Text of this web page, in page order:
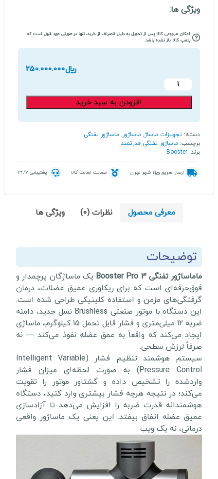
ویژگی ها:
امکان مرجوعی کالا پس از تحویل به دلیل انصراف از خرید، تنها در صورتی مورد قبول است که
پلمپ کالا باز نشده باشد.
﷼250.000.000
ماساژور
بوستر
پرو
عدد
افزودن به سبد خرید
دسته: تجهیزات ماساژ, ماساژور, ماساژور تفنگی
برچسب: ماساژور تفنگی قدرتمند
برند: Booster
ارسال سریع ویژه شهر تهران ضمانت اصالت کالا پشتیبانی 24/7
معرفی محصول نظرات (0) ویژگی ها
توضیحات
ماماساژور تفنگی Booster Pro 3
یک ماساژگان پرچمدار و
فوق‌حرفه‌ای است که برای ریکاوری عمیق عضلات، درمان
گرفتگی‌های مزمن و استفاده کلینیکی طراحی شده است.
این دستگاه با موتور صنعتی Brushless نسل جدید، دامنه
ضربه 12 میلی‌متری و فشار قابل تحمل 15 کیلوگرم، ماساژی
ایجاد می‌کند که واقعاً به عمق عضله نفوذ می‌کند — نه
صرفاً لرزش سطحی.
سیستم هوشمند تنظیم فشار (Intelligent Variable
Pressure Control) به صورت لحظه‌ای میزان فشار
واردشده را تشخیص داده و گشتاور موتور را تقویت
می‌کند؛ در نتیجه هرچه فشار بیشتری وارد کنید، دستگاه
هوشمندانه قدرت ضربه را افزایش می‌دهد تا آزادسازی
عمیق عضله اتفاق بیفتد. این یعنی یک ماساژور واقعی
درمانی، نه یک ویب